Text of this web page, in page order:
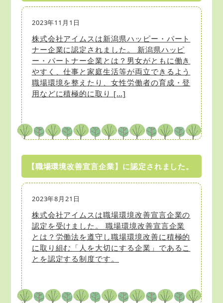
2023年11月1日
株式会社アイムスは新潟県ハッピー・パート
ナー企業に認定されました。 新潟県ハッピ
ー・パートナー企業とは？男女がともに働き
やすく、仕事と家庭生活等が両立できるよう
職場環境を整えたり、女性労働者の育成・登
用などに積極的に取り […]
【職場環境改善宣言企業】に認定されました。
2023年8月21日
株式会社アイムスは職場環境改善宣言企業の
認定を受けました。 職場環境改善宣言企業
とは？労働法を遵守し職場環境改善に積極的
に取り組む「人を大切にする企業」であるこ
とを認定する制度です。